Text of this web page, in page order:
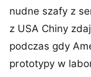
nudne szafy z
z USA Chiny
podczas gdy
prototypy w